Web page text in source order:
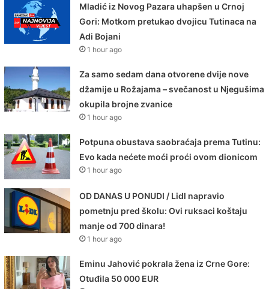
Mladić iz Novog Pazara uhapšen u Crnoj
Gori: Motkom pretukao dvojicu Tutinaca na
Adi Bojani
1 hour ago
Za samo sedam dana otvorene dvije nove
džamije u Rožajama – svečanost u Njegušima
okupila brojne zvanice
1 hour ago
Potpuna obustava saobraćaja prema Tutinu:
Evo kada nećete moći proći ovom dionicom
1 hour ago
OD DANAS U PONUDI / Lidl napravio
pometnju pred školu: Ovi ruksaci koštaju
manje od 700 dinara!
1 hour ago
Eminu Jahović pokrala žena iz Crne Gore:
Otuđila 50 000 EUR